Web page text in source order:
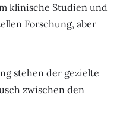
klinische Studien und
Forschung, aber
stehen der gezielte
zwischen den